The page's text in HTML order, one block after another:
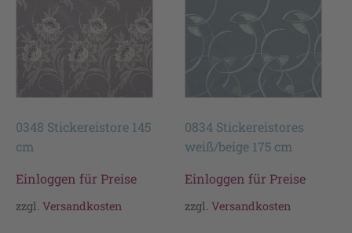
0348 Stickereistore 145
cm
Einloggen für Preise
zzgl. Versandkosten
0834 Stickereistores
weiß/beige 175 cm
Einloggen für Preise
zzgl.Versandkosten